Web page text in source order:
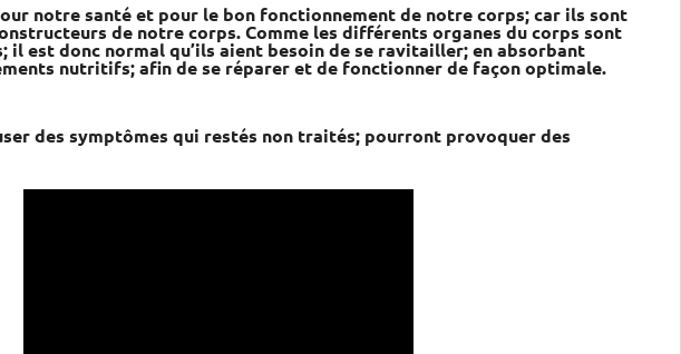
notre santé et pour le bon fonctionnement de notre corps; car ils sont
de notre corps. Comme les différents organes du corps sont
il est donc normal qu’ils aient besoin de se ravitailler; en absorbant
nutritifs; afin de se réparer et de fonctionner de façon optimale.
des symptômes qui restés non traités; pourront provoquer des